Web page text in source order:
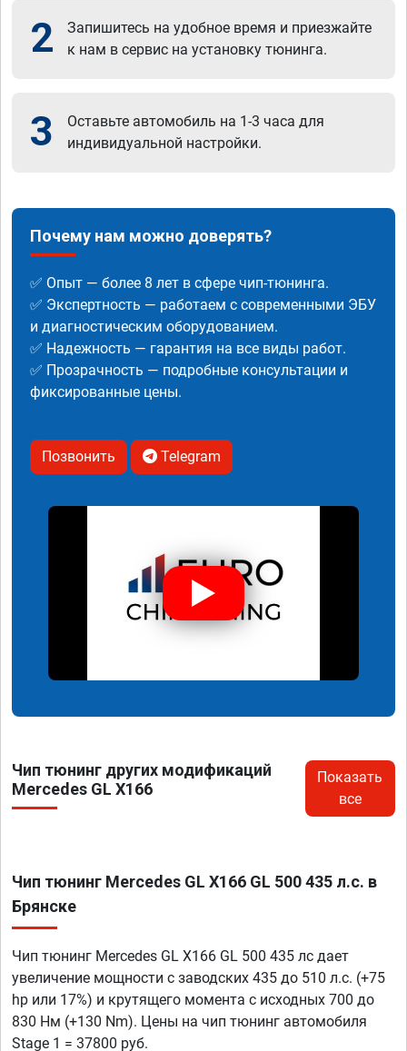
2
Запишитесь на удобное время и приезжайте
к нам в сервис на установку тюнинга.
3
Оставьте автомобиль на 1-3 часа для
индивидуальной настройки.
Почему нам можно доверять?
✅ Опыт — более 8 лет в сфере чип-тюнинга.
✅ Экспертность — работаем с современными ЭБУ
и диагностическим оборудованием.
✅ Надежность — гарантия на все виды работ.
✅ Прозрачность — подробные консультации и
фиксированные цены.
Позвонить Telegram
Чип тюнинг других модификаций
Mercedes GL X166
Показать
все
Чип тюнинг Mercedes GL X166 GL 500 435 л.с. в
Брянске
Чип тюнинг Mercedes GL X166 GL 500 435 лс дает
увеличение мощности с заводских 435 до 510 л.с. (+75
hp или 17%) и крутящего момента с исходных 700 до
830 Нм (+130 Nm). Цены на чип тюнинг автомобиля
Stage 1 = 37800 руб.